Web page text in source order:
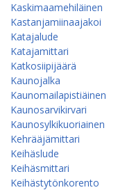
Kaskimaamehiläinen
Kastanjamiinaajakoi
Katajalude
Katajamittari
Katkosiipijäärä
Kaunojalka
Kaunomailapistiäinen
Kaunosarvikirvari
Kaunosylkikuoriainen
Kehrääjämittari
Keihäslude
Keihäsmittari
Keihästytönkorento